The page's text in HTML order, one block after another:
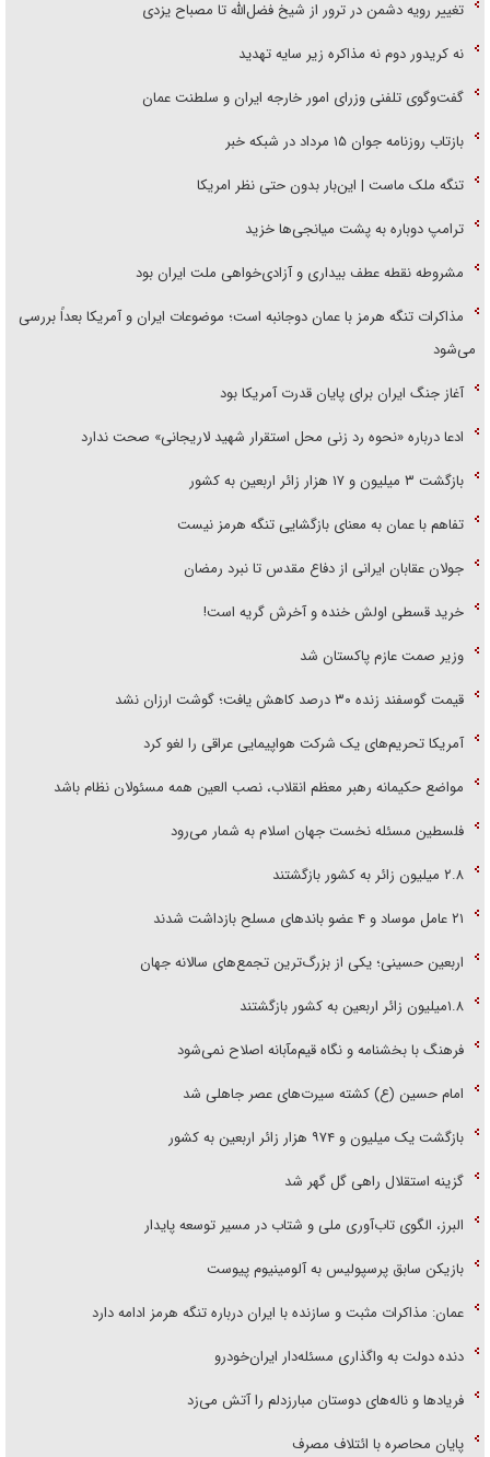
تغییر رویه دشمن در ترور از شیخ فضل‌الله تا مصباح یزدی
نه کریدور دوم نه مذاکره زیر سایه تهدید
گفت‌وگوی تلفنی وزرای امور خارجه ایران و سلطنت عمان
بازتاب روزنامه جوان ۱۵ مرداد در شبکه خبر
تنگه ملک ماست | این‌بار بدون حتی نظر امریکا
ترامپ دوباره به پشت میانجی‌ها خزید
مشروطه نقطه عطف بیداری و آزادی‌خواهی ملت ایران بود
مذاکرات تنگه هرمز با عمان دوجانبه است؛ موضوعات ایران و آمریکا بعداً بررسی
می‌شود
آغاز جنگ ایران برای پایان قدرت آمریکا بود
ادعا درباره «نحوه رد زنی محل استقرار شهید لاریجانی» صحت ندارد
بازگشت ۳ میلیون و ۱۷ هزار زائر اربعین به کشور
تفاهم با عمان به معنای بازگشایی تنگه هرمز نیست
جولان عقابان ایرانی از دفاع مقدس تا نبرد رمضان
خرید قسطی اولش خنده و آخرش گریه است!
وزیر صمت عازم پاکستان شد
قیمت گوسفند زنده ۳۰ درصد کاهش یافت؛ گوشت ارزان نشد
آمریکا تحریم‌های یک شرکت هواپیمایی عراقی را لغو کرد
مواضع حکیمانه رهبر معظم انقلاب، نصب العین همه مسئولان نظام باشد
فلسطین مسئله نخست جهان اسلام به شمار می‌رود
۲.۸ میلیون زائر به کشور بازگشتند
۲۱ عامل موساد و ۴ عضو باند‌های مسلح بازداشت شدند
اربعین حسینی؛ یکی از بزرگ‌ترین تجمع‌های سالانه جهان
۱.۸میلیون زائر اربعین به کشور بازگشتند
فرهنگ با بخشنامه و نگاه قیم‌مآبانه اصلاح نمی‌شود
امام حسین (ع) کشته سیرت‌های عصر جاهلی شد
بازگشت یک میلیون و ۹۷۴ هزار زائر اربعین به کشور
گزینه استقلال راهی گل گهر شد
البرز، الگوی تاب‌آوری ملی و شتاب در مسیر توسعه پایدار
بازیکن سابق پرسپولیس به آلومینیوم پیوست
عمان: مذاکرات مثبت و سازنده با ایران درباره تنگه هرمز ادامه دارد
دنده دولت به واگذاری مسئله‌دار ایران‌خودرو
فریاد‌ها و ناله‌های دوستان مبارزدلم را آتش می‌زد
پایان محاصره با ائتلاف مصرف